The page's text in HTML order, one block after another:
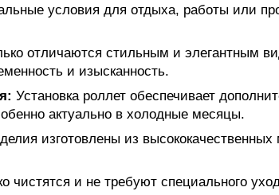
условия для отдыха, работы или
отличаются стильным и элегантным
и изысканность.
Установка роллет обеспечивает
актуально в холодные месяцы.
изготовлены из высококачественных
чистятся и не требуют специального